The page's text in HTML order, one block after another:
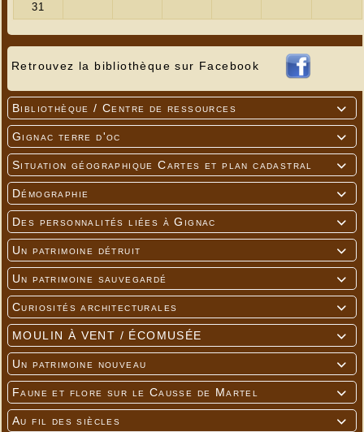
Retrouvez la bibliothèque sur Facebook

Bibliothèque / Centre de ressources

Gignac terre d'oc

Situation géographique Cartes et plan cadastral

Démographie

Des personnalités liées à Gignac

Un patrimoine détruit

Un patrimoine sauvegardé

Curiosités architecturales

MOULIN À VENT / ÉCOMUSÉE

Un patrimoine nouveau

Faune et flore sur le Causse de Martel

Au fil des siècles